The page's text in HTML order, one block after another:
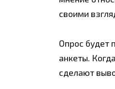
своими
Опрос будет
анкеты.
сделают